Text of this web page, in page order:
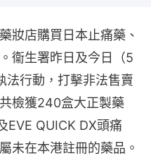
妝店購買日本止痛藥、
衞生署昨日及今日（5
法行動，打擊非法售賣
檢獲240盒大正製藥
EVE QUICK DX頭痛
未在本港註冊的藥品。